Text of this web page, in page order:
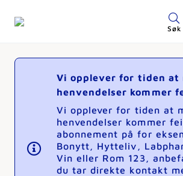
Søk
Vi opplever for tiden at
henvendelser kommer
Vi opplever for tiden at
henvendelser kommer
abonnement på for
Bonytt, Hytteliv,
Vin eller Rom 123,
du tar direkte kontakt